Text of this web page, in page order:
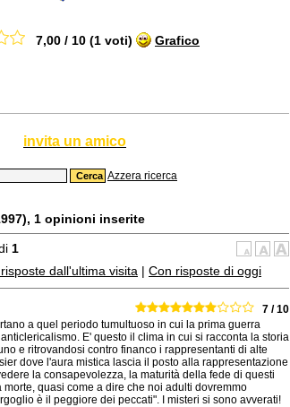
7,00 / 10 (1 voti) Grafico
invita un amico
Azzera ricerca
1 opinioni inserite
1
dall'ultima visita | Con risposte di oggi
7 / 10
a quel periodo tumultuoso in cui la prima guerra
E' questo il clima in cui si racconta la storia
e ritrovandosi contro financo i rappresentanti di alte
dove l'aura mistica lascia il posto alla rappresentazione
la consapevolezza, la maturità della fede di questi
quasi come a dire che noi adulti dovremmo
è il peggiore dei peccati". I misteri si sono avverati!